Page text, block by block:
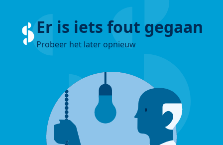
Er is iets fout gegaan
Probeer het later opnieuw